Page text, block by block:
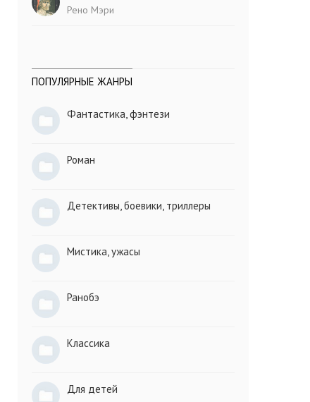
Рено Мэри
ПОПУЛЯРНЫЕ ЖАНРЫ
Фантастика, фэнтези
Роман
Детективы, боевики, триллеры
Мистика, ужасы
Ранобэ
Классика
Для детей